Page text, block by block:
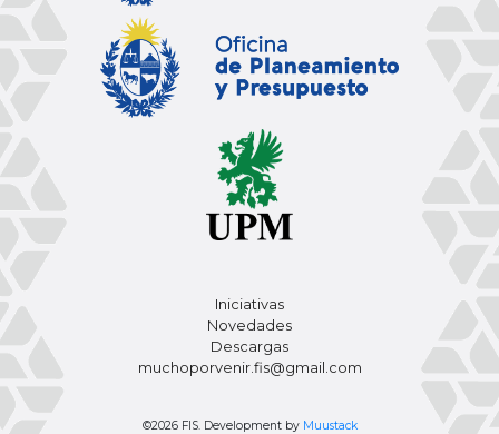
Iniciativas
Novedades
Descargas
muchoporvenir.fis@gmail.com
©2026 FIS. Development by Muustack